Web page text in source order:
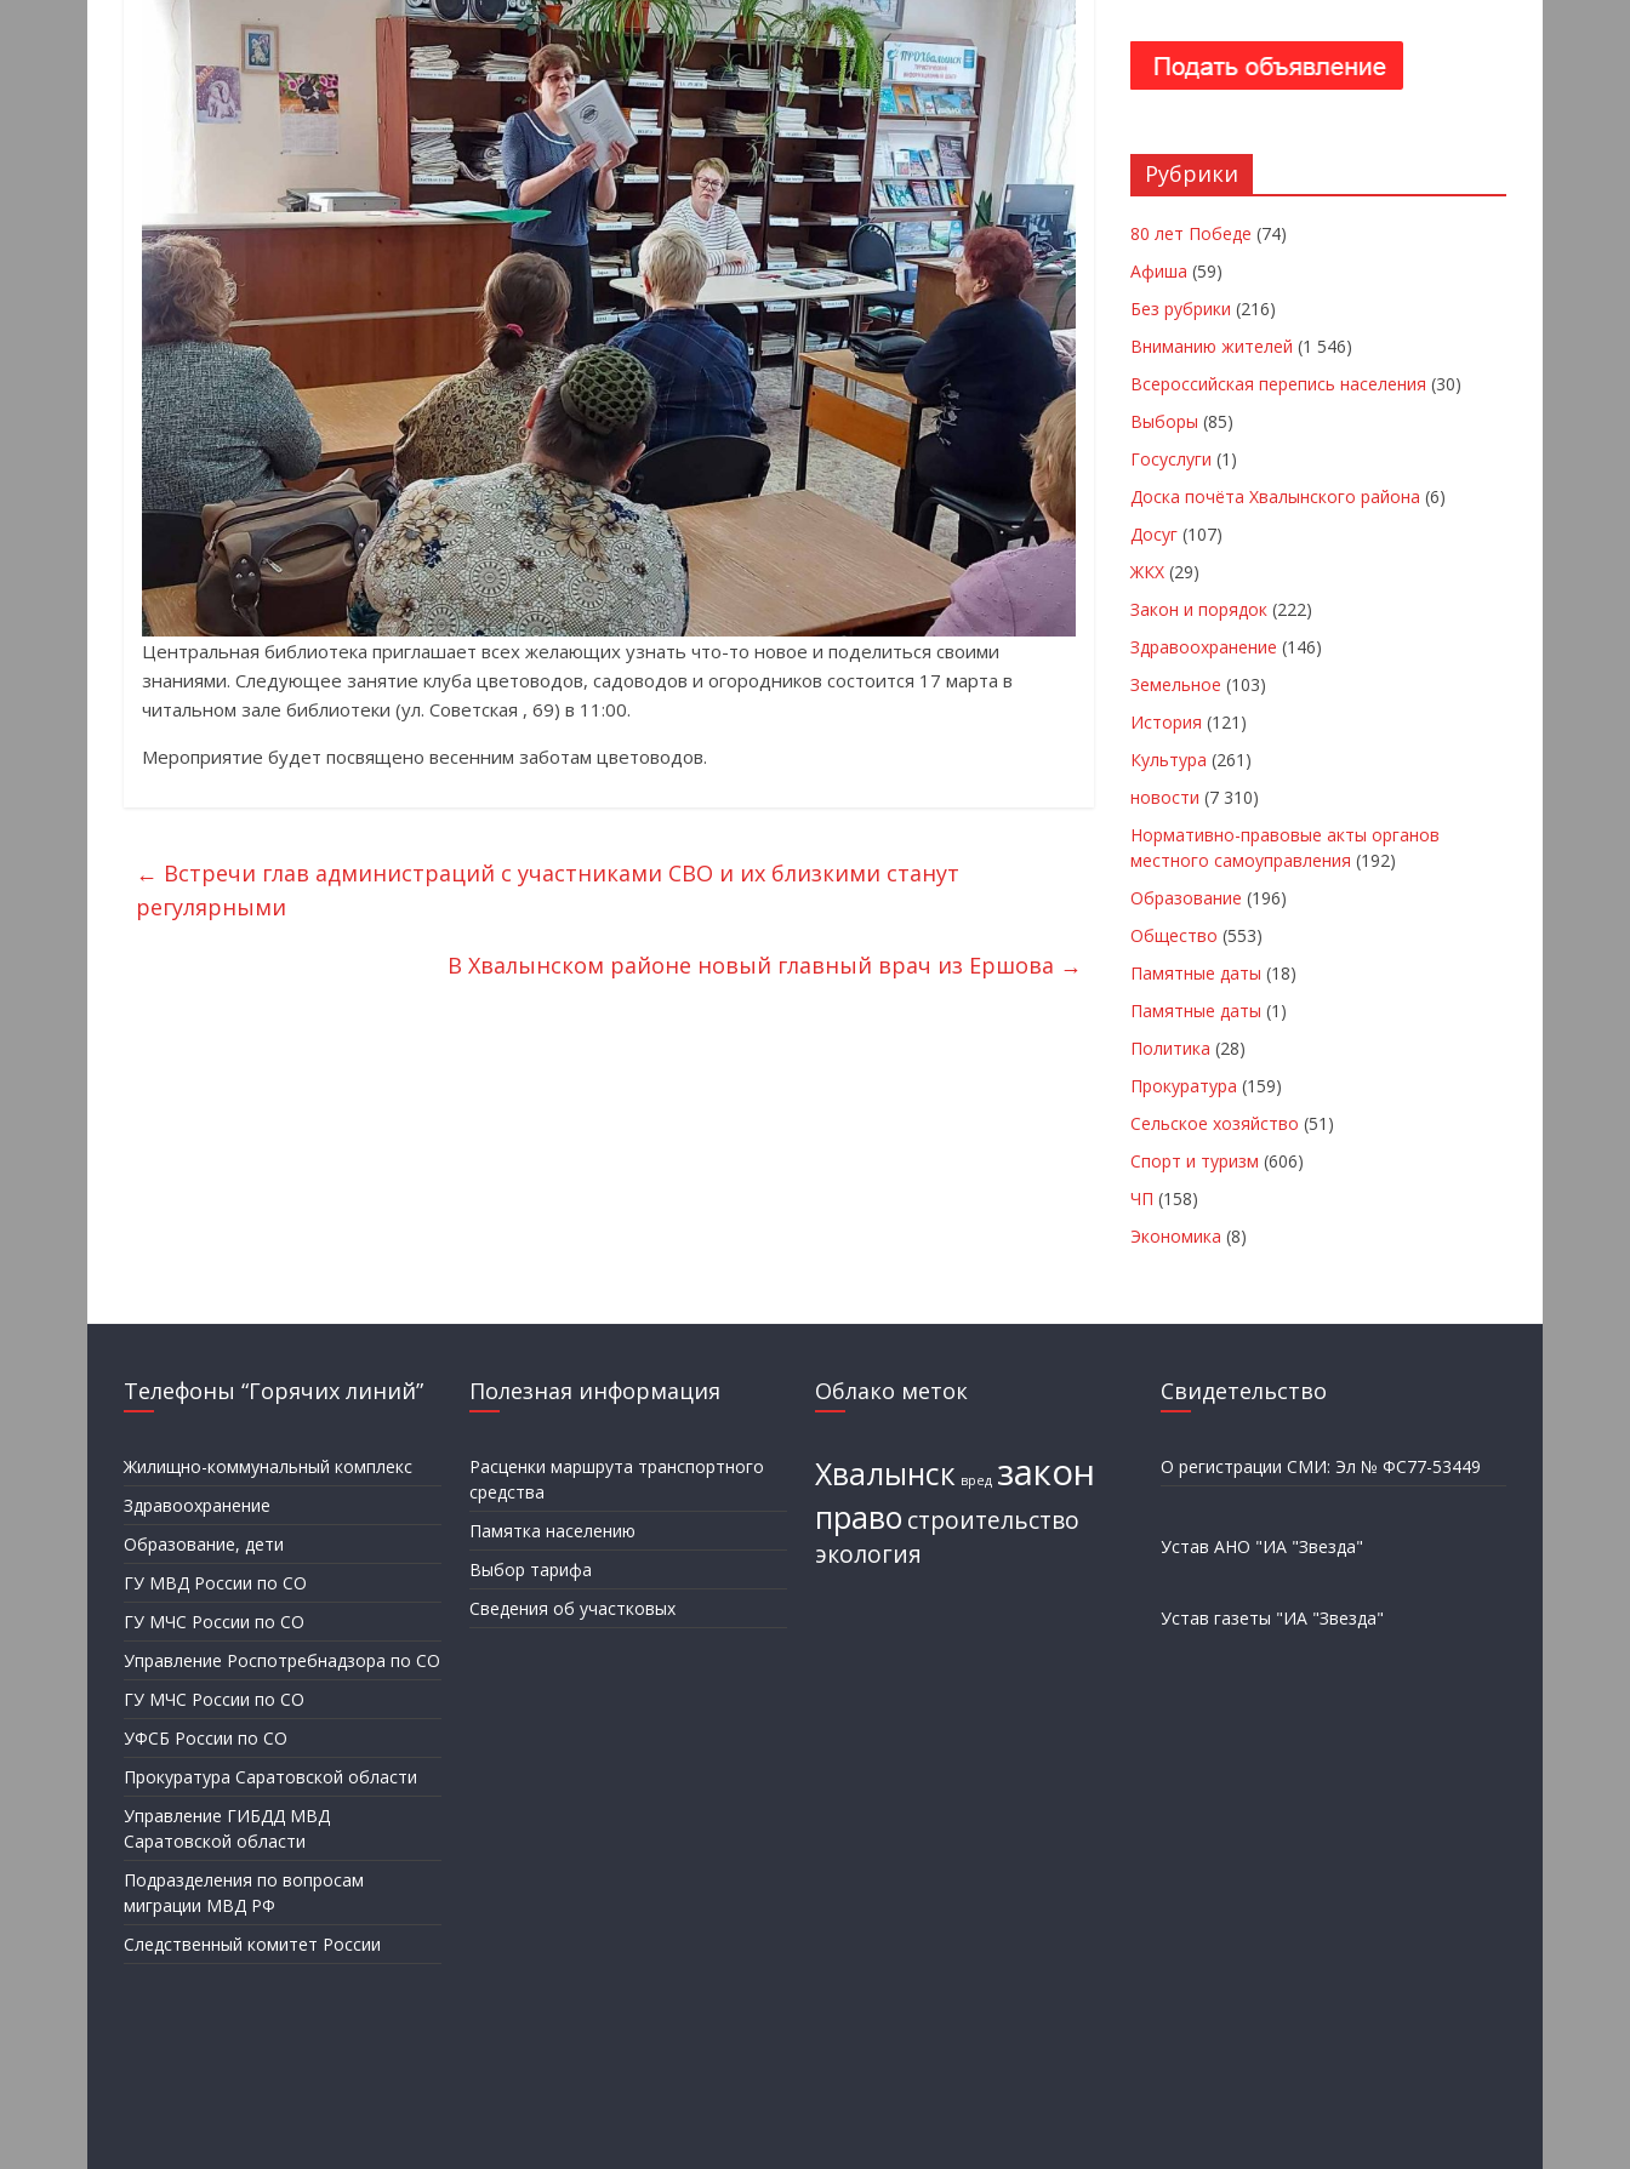
Центральная библиотека приглашает всех желающих узнать что-то новое и поделиться своими
знаниями. Следующее занятие клуба цветоводов, садоводов и огородников состоится 17 марта в
читальном зале библиотеки (ул. Советская , 69) в 11:00.
Мероприятие будет посвящено весенним заботам цветоводов.
← Встречи глав администраций с участниками СВО и их близкими станут
регулярными
В Хвалынском районе новый главный врач из Ершова →
Рубрики
80 лет Победе (74)
Афиша (59)
Без рубрики (216)
Вниманию жителей (1 546)
Всероссийская перепись населения (30)
Выборы (85)
Госуслуги (1)
Доска почёта Хвалынского района (6)
Досуг (107)
ЖКХ (29)
Закон и порядок (222)
Здравоохранение (146)
Земельное (103)
История (121)
Культура (261)
новости (7 310)
Нормативно-правовые акты органов
местного самоуправления (192)
Образование (196)
Общество (553)
Памятные даты (18)
Памятные даты (1)
Политика (28)
Прокуратура (159)
Сельское хозяйство (51)
Спорт и туризм (606)
ЧП (158)
Экономика (8)
Телефоны “Горячих линий”
Жилищно-коммунальный комплекс
Здравоохранение
Образование, дети
ГУ МВД России по СО
ГУ МЧС России по СО
Управление Роспотребнадзора по СО
ГУ МЧС России по СО
УФСБ России по СО
Прокуратура Саратовской области
Управление ГИБДД МВД
Саратовской области
Подразделения по вопросам
миграции МВД РФ
Следственный комитет России
Полезная информация
Расценки маршрута транспортного
средства
Памятка населению
Выбор тарифа
Сведения об участковых
Облако меток
Хвалынск вред закон
право строительство
экология
Свидетельство
О регистрации СМИ: Эл № ФС77-53449
Устав АНО "ИА "Звезда"
Устав газеты "ИА "Звезда"